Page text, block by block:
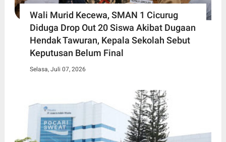
Wali Murid Kecewa, SMAN 1 Cicurug
Diduga Drop Out 20 Siswa Akibat Dugaan
Hendak Tawuran, Kepala Sekolah Sebut
Keputusan Belum Final
Selasa, Juli 07, 2026